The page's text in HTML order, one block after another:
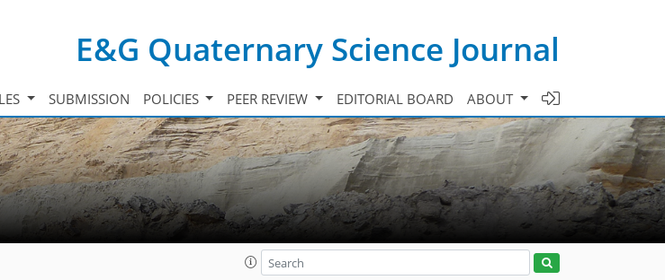
E&G Quaternary Science Journal
SUBMISSION POLICIES PEER REVIEW EDITORIAL BOARD ABOUT